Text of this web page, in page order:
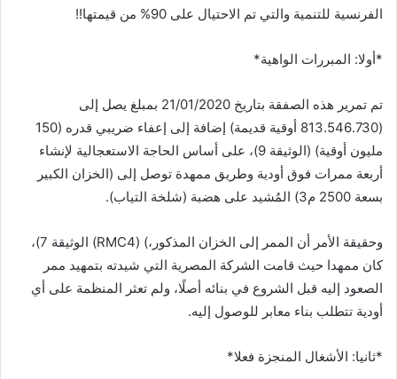
الفرنسية للتنمية والتي تم الاحتيال على 90%؜ من قيمتها!!
*أولا: المبررات الواهية*
تم تمرير هذه الصفقة بتاريخ 21/01/2020 بمبلغ يصل إلى
(813.546.730 أوقية قديمة) إضافة إلى إعفاء ضريبي قدره (150
مليون أوقية) (الوثيقة 9)، على أساس الحاجة الاستعجالية لإنشاء
أربعة ممرات فوق أودية وطريق ممهدة توصل إلى (الخزان الكبير
بسعة 2500 م3) المُشيد على هضبة (شلخة التياب).
وحقيقة الأمر أن الممر إلى الخزان المذكور،) (RMC4) الوثيقة 7)،
كان ممهدا حيث قامت الشركة المصرية التي شيدته بتمهيد ممر
الصعود إليه قبل الشروع في بنائه أصلًا، ولم تعثر المنظمة على أي
أودية تتطلب بناء معابر للوصول إليه.
*ثانيا: الأشغال المنجزة فعلا*